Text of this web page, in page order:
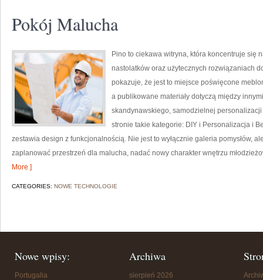
Pokój Malucha
Pino to ciekawa witryna, która koncentruje się
nastolatków oraz użytecznych rozwiązaniach
pokazuje, że jest to miejsce poświęcone
a publikowane materiały dotyczą między
skandynawskiego, samodzielnej
stronie takie kategorie: DIY i Personalizacja i
zestawia design z funkcjonalnością. Nie jest to wyłącznie galeria pomysłów,
zaplanować przestrzeń dla malucha, nadać nowy charakter wnętrzu
More ]
CATEGORIES: NOWE TECHNOLOGIE
Nowe wpisy:
Portugalia
Archiwa
sierpień 2026